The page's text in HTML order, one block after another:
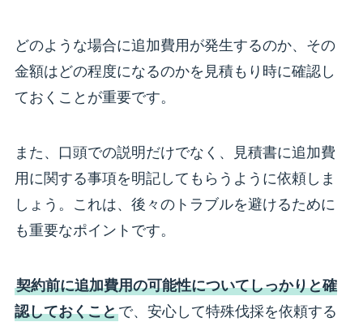
どのような場合に追加費用が発生するのか、その
金額はどの程度になるのかを見積もり時に確認し
ておくことが重要です。
また、口頭での説明だけでなく、見積書に追加費
用に関する事項を明記してもらうように依頼しま
しょう。これは、後々のトラブルを避けるために
も重要なポイントです。
契約前に追加費用の可能性についてしっかりと確
認しておくことで、安心して特殊伐採を依頼する